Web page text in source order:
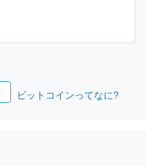
ビットコインってなに?